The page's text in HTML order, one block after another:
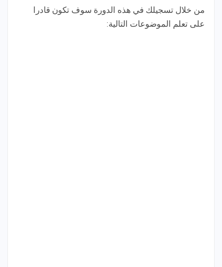
من خلال تسجيلك في هذه الدورة سوف تكون قادرا
على تعلم الموضوعات التالية: